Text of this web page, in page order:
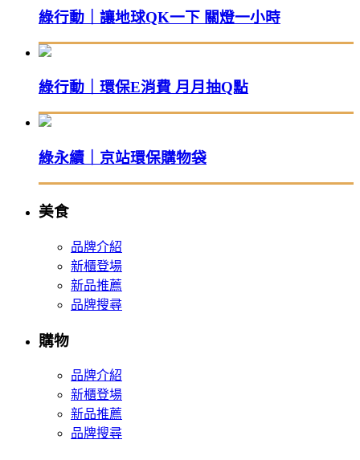
綠行動｜讓地球QK一下 關燈一小時
綠行動｜環保E消費 月月抽Q點
綠永續｜京站環保購物袋
美食
品牌介紹
新櫃登場
新品推薦
品牌搜尋
購物
品牌介紹
新櫃登場
新品推薦
品牌搜尋